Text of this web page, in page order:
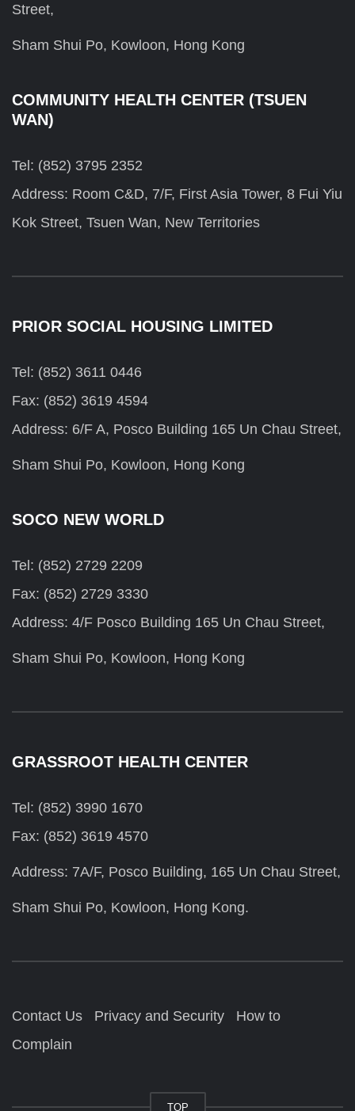
Street,
Sham Shui Po, Kowloon, Hong Kong
COMMUNITY HEALTH CENTER (TSUEN
WAN)
Tel: (852) 3795 2352
Address: Room C&D, 7/F, First Asia Tower, 8 Fui Yiu
Kok Street, Tsuen Wan, New Territories
PRIOR SOCIAL HOUSING LIMITED
Tel: (852) 3611 0446
Fax: (852) 3619 4594
Address: 6/F A, Posco Building 165 Un Chau Street,
Sham Shui Po, Kowloon, Hong Kong
SOCO NEW WORLD
Tel: (852) 2729 2209
Fax: (852) 2729 3330
Address: 4/F Posco Building 165 Un Chau Street,
Sham Shui Po, Kowloon, Hong Kong
GRASSROOT HEALTH CENTER
Tel: (852) 3990 1670
Fax: (852) 3619 4570
Address: 7A/F, Posco Building, 165 Un Chau Street,
Sham Shui Po, Kowloon, Hong Kong.
Contact Us Privacy and Security
How to
Complain
TOP